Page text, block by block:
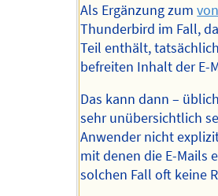
Als Ergänzung zum
Thunderbird im Fall,
Teil enthält,
befreiten Inhalt der E-
Das kann dann –
sehr unübersichtlich
Anwender nicht
mit denen die E-Mails
solchen Fall oft keine